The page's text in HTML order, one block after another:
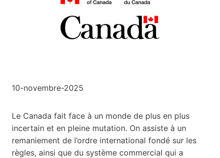
10-novembre-2025
Le Canada fait face à un monde de plus en plus
incertain et en pleine mutation. On assiste à un
remaniement de l’ordre international fondé sur les
règles, ainsi que du système commercial qui a